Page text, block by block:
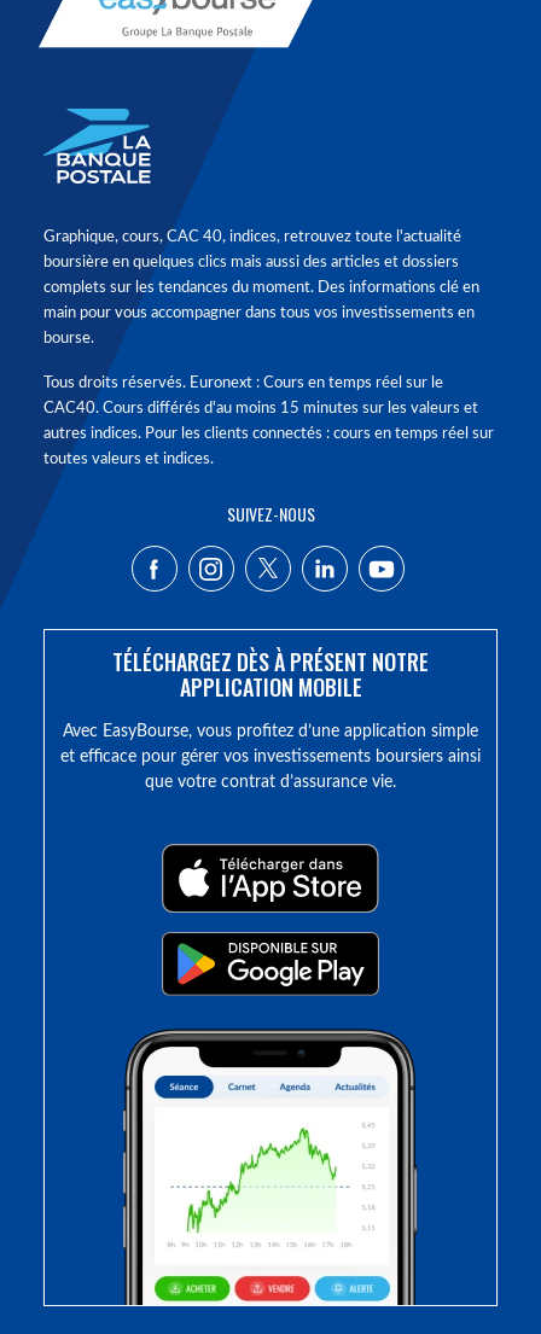
Graphique, cours, CAC 40, indices, retrouvez toute l'actualité
boursière en quelques clics mais aussi des articles et dossiers
complets sur les tendances du moment. Des informations clé en
main pour vous accompagner dans tous vos investissements en
bourse.
Tous droits réservés. Euronext : Cours en temps réel sur le
CAC40. Cours différés d'au moins 15 minutes sur les valeurs et
autres indices. Pour les clients connectés : cours en temps réel sur
toutes valeurs et indices.
SUIVEZ-NOUS
TÉLÉCHARGEZ DÈS À PRÉSENT NOTRE
APPLICATION MOBILE
Avec EasyBourse, vous profitez d’une application simple
et efficace pour gérer vos investissements boursiers ainsi
que votre contrat d’assurance vie.